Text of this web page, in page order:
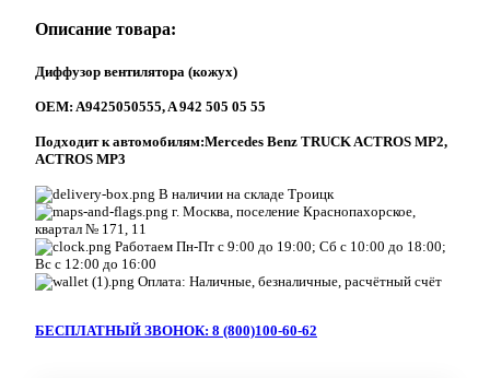
Описание товара:
Диффузор вентилятора (кожух)
ОEM: A9425050555, A 942 505 05 55
Подходит к автомобилям:Mercedes Benz TRUCK ACTROS MP2,
ACTROS MP3
В наличии на складе Троицк
г. Москва, поселение Краснопахорское,
квартал № 171, 11
Работаем Пн-Пт с 9:00 до 19:00; Сб с 10:00 до 18:00;
Вс с 12:00 до 16:00
Оплата: Наличные, безналичные, расчётный счёт
БЕСПЛАТНЫЙ ЗВОНОК: 8 (800)100-60-62